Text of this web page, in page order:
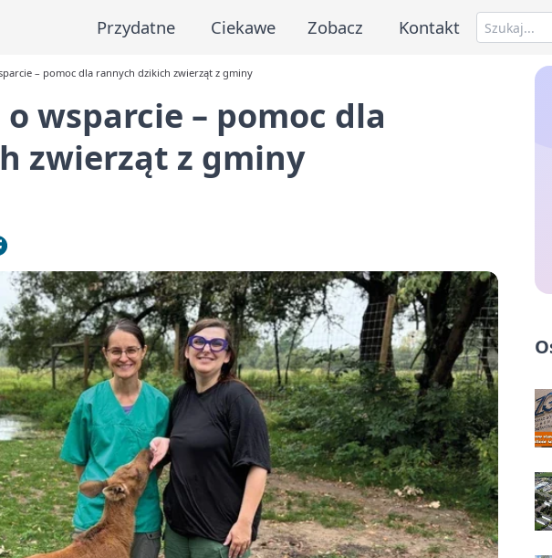
Przydatne Ciekawe Zobacz Kontakt
– pomoc dla rannych dzikich zwierząt z gminy
wsparcie – pomoc dla
zwierząt z gminy